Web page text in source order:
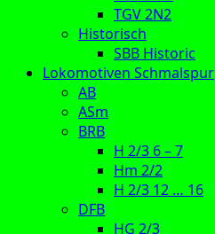
TGV 2N2
Historisch
SBB Historic
Lokomotiven Schmalspur
AB
ASm
BRB
H 2/3 6 – 7
Hm 2/2
H 2/3 12 … 16
DFB
HG 2/3